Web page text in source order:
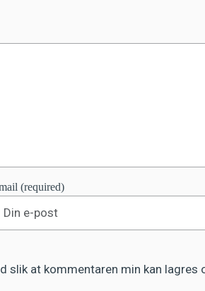
(required)
slik at kommentaren min kan lagres